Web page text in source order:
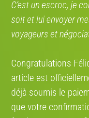
Europe.
Nous
nous
C’est un escroc, je
soit et lui envoyer
voyageurs et
Congratulations
article est
déjà soumis le
que votre